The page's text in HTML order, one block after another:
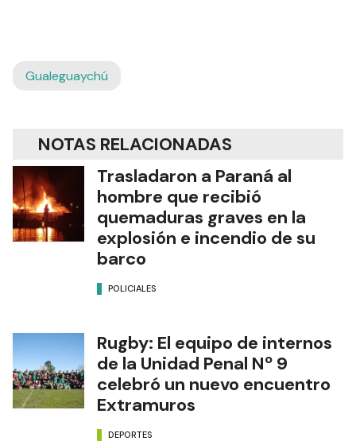
Gualeguaychú
NOTAS RELACIONADAS
Trasladaron a Paraná al
hombre que recibió
quemaduras graves en la
explosión e incendio de su
barco
POLICIALES
Rugby: El equipo de internos
de la Unidad Penal Nº 9
celebró un nuevo encuentro
Extramuros
DEPORTES